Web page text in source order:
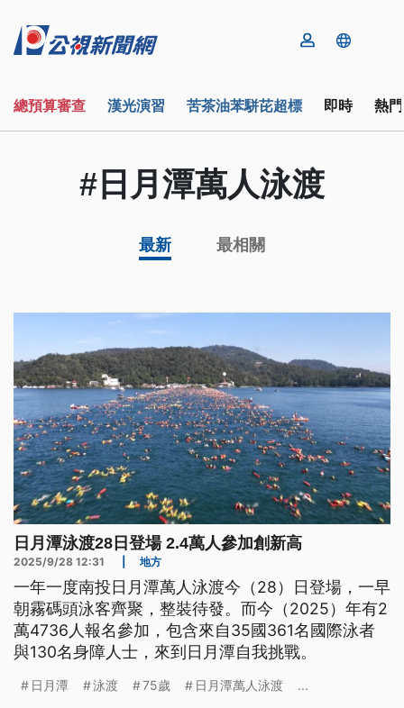
總預算審查 漢光演習 苦茶油苯駢芘超標 即時 熱
#日月潭萬人泳渡
最新 最相關
日月潭泳渡28日登場 2.4萬人參加創新高
2025/9/28 12:31 地方
一年一度南投日月潭萬人泳渡今（28）日登場，一早
朝霧碼頭泳客齊聚，整裝待發。而今（2025）年有2
萬4736人報名參加，包含來自35國361名國際泳者
與130名身障人士，來到日月潭自我挑戰。
日月潭 泳渡 75歲 日月潭萬人泳渡 ...